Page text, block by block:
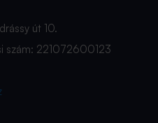
út 10.
szám: 221072600123